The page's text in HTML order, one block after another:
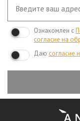
Ознакомлен с
согласие на
Даю согласие